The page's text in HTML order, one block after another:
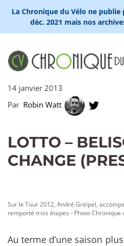
La Chronique du Vélo ne
déc. 2021 mais nos
14 janvier 2013
Par Robin Watt
LOTTO –
CHANGE
Sur le Tour 2012, André Greipel,
remporté trois étapes - Photo Chronique
Au terme d’une saison